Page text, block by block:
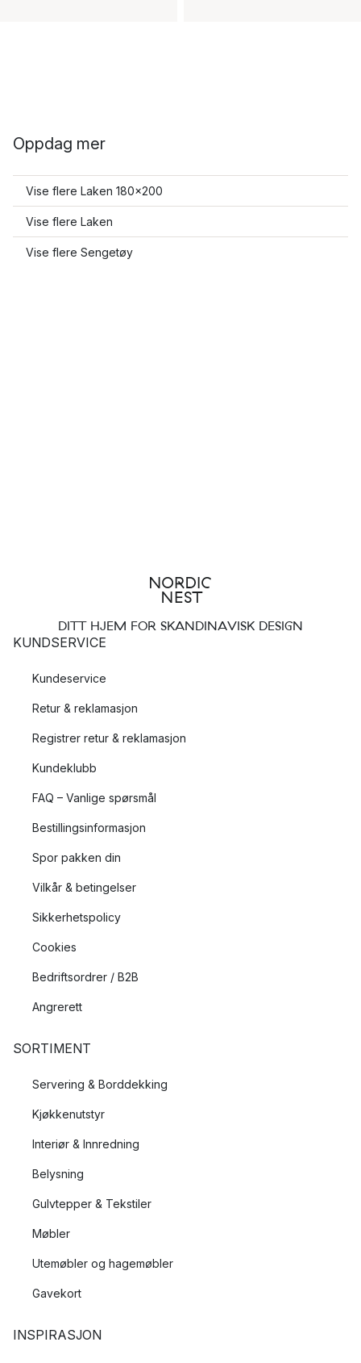
Oppdag mer
Vise flere Laken 180x200
Vise flere Laken
Vise flere Sengetøy
DITT HJEM FOR SKANDINAVISK DESIGN
KUNDSERVICE
Kundeservice
Retur & reklamasjon
Registrer retur & reklamasjon
Kundeklubb
FAQ – Vanlige spørsmål
Bestillingsinformasjon
Spor pakken din
Vilkår & betingelser
Sikkerhetspolicy
Cookies
Bedriftsordrer / B2B
Angrerett
SORTIMENT
Servering & Borddekking
Kjøkkenutstyr
Interiør & Innredning
Belysning
Gulvtepper & Tekstiler
Møbler
Utemøbler og hagemøbler
Gavekort
INSPIRASJON